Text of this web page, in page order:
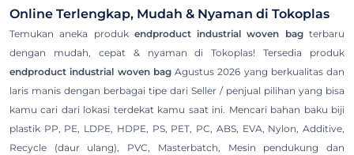
Online Terlengkap, Mudah & Nyaman di Tokoplas
Temukan aneka produk endproduct industrial woven bagterbaru
dengan mudah, cepat & nyaman di Tokoplas! Tersedia produk
endproduct industrial woven bagAgustus 2026 yang berkualitas dan
laris manis dengan berbagai tipe dari Seller / penjual pilihan yang bisa
kamu cari dari lokasi terdekat kamu saat ini. Mencari bahan baku biji
plastik PP, PE, LDPE, HDPE, PS, PET, PC, ABS, EVA, Nylon, Additive,
Recycle (daur ulang), PVC, Masterbatch, Mesin pendukung dan